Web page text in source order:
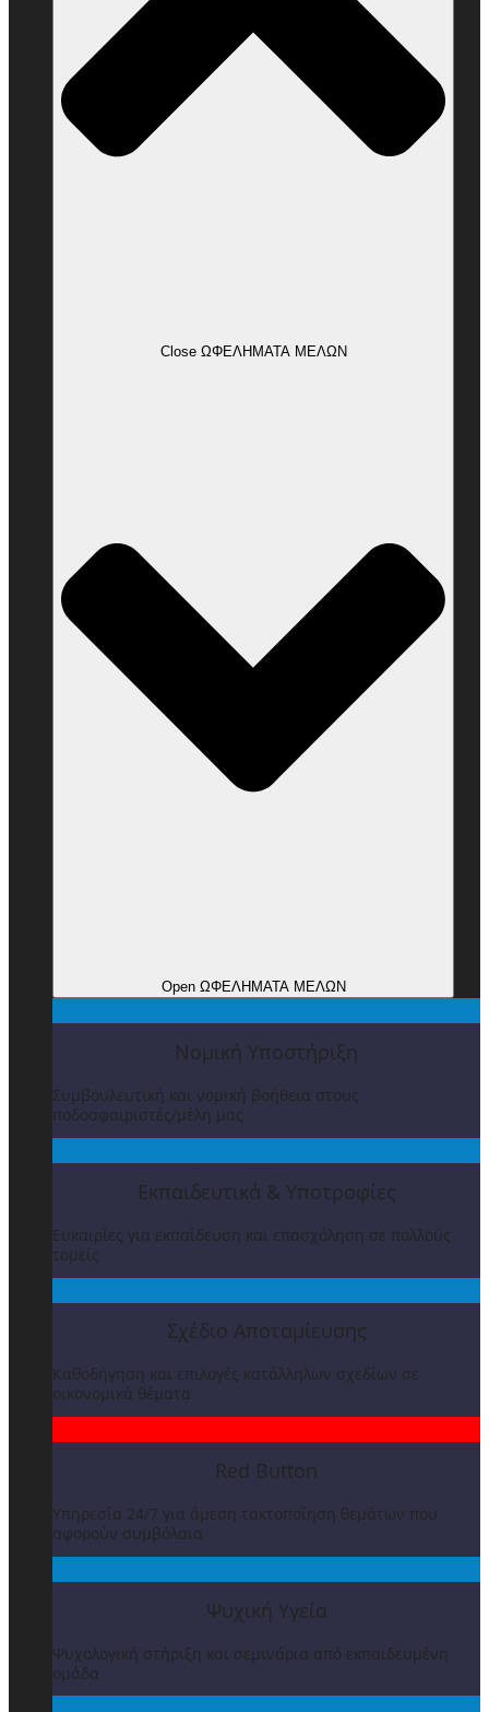
Close ΩΦΕΛΗΜΑΤΑ ΜΕΛΩΝ
Open ΩΦΕΛΗΜΑΤΑ ΜΕΛΩΝ
Νομική Υποστήριξη
Συμβουλευτική και νομική βοήθεια στους
ποδοσφαιριστές/μέλη μας
Εκπαιδευτικά & Υποτροφίες
Ευκαιρίες για εκπαίδευση και επασχόληση σε πολλούς
τομείς
Σχέδιο Αποταμίευσης
Καθοδήγηση και επιλογές κατάλληλων σχεδίων σε
οικονομικά θέματα
Red Button
Υπηρεσία 24/7 για άμεση τακτοποίηση θεμάτων που
αφορούν συμβόλαια
Ψυχική Υγεία
Ψυχολογική στήριξη και σεμινάρια από εκπαιδευμένη
ομάδα